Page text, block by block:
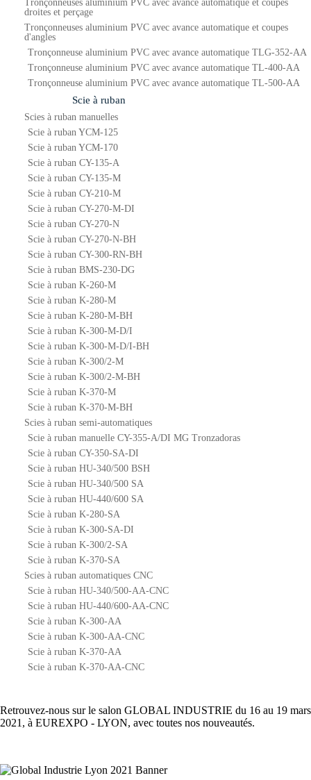
Tronçonneuses aluminium PVC avec avance automatique et coupes
droites et perçage
Tronçonneuses aluminium PVC avec avance automatique et coupes
d'angles
Tronçonneuse aluminium PVC avec avance automatique TLG-352-AA
Tronçonneuse aluminium PVC avec avance automatique TL-400-AA
Tronçonneuse aluminium PVC avec avance automatique TL-500-AA
Scie à ruban
Scies à ruban manuelles
Scie à ruban YCM-125
Scie à ruban YCM-170
Scie à ruban CY-135-A
Scie à ruban CY-135-M
Scie à ruban CY-210-M
Scie à ruban CY-270-M-DI
Scie à ruban CY-270-N
Scie à ruban CY-270-N-BH
Scie à ruban CY-300-RN-BH
Scie à ruban BMS-230-DG
Scie à ruban K-260-M
Scie à ruban K-280-M
Scie à ruban K-280-M-BH
Scie à ruban K-300-M-D/I
Scie à ruban K-300-M-D/I-BH
Scie à ruban K-300/2-M
Scie à ruban K-300/2-M-BH
Scie à ruban K-370-M
Scie à ruban K-370-M-BH
Scies à ruban semi-automatiques
Scie à ruban manuelle CY-355-A/DI MG Tronzadoras
Scie à ruban CY-350-SA-DI
Scie à ruban HU-340/500 BSH
Scie à ruban HU-340/500 SA
Scie à ruban HU-440/600 SA
Scie à ruban K-280-SA
Scie à ruban K-300-SA-DI
Scie à ruban K-300/2-SA
Scie à ruban K-370-SA
Scies à ruban automatiques CNC
Scie à ruban HU-340/500-AA-CNC
Scie à ruban HU-440/600-AA-CNC
Scie à ruban K-300-AA
Scie à ruban K-300-AA-CNC
Scie à ruban K-370-AA
Scie à ruban K-370-AA-CNC
Retrouvez-nous sur le salon GLOBAL INDUSTRIE du 16 au 19 mars
2021, à EUREXPO - LYON, avec toutes nos nouveautés.